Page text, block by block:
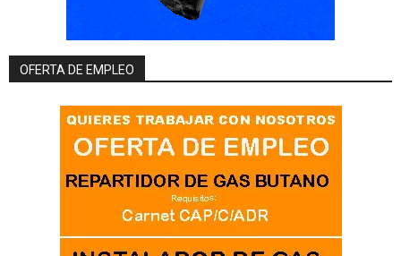
OFERTA DE EMPLEO